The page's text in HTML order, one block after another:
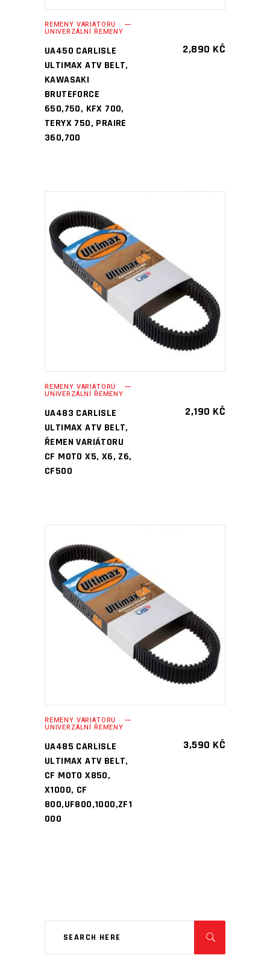
ŘEMENY VARIÁTORŮ
UNIVERZÁLNÍ ŘEMENY
UA450 CARLISLE
ULTIMAX ATV BELT,
KAWASAKI
BRUTEFORCE
650,750, KFX 700,
TERYX 750, PRAIRE
360,700
2,890 KČ
PŘIDAT DO KOŠÍKU
ŘEMENY VARIÁTORŮ
UNIVERZÁLNÍ ŘEMENY
UA483 CARLISLE
ULTIMAX ATV BELT,
ŘEMEN VARIÁTORU
CF MOTO X5, X6, Z6,
CF500
2,190 KČ
PŘIDAT DO KOŠÍKU
ŘEMENY VARIÁTORŮ
UNIVERZÁLNÍ ŘEMENY
UA485 CARLISLE
ULTIMAX ATV BELT,
CF MOTO X850,
X1000, CF
800,UF800,1000,ZF1
000
3,590 KČ